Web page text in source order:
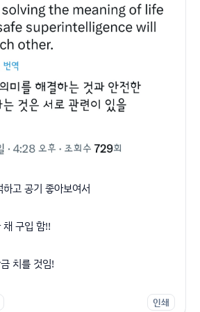
고 공기 좋아보여서
채 구입 함!!
치를 것임!
인쇄